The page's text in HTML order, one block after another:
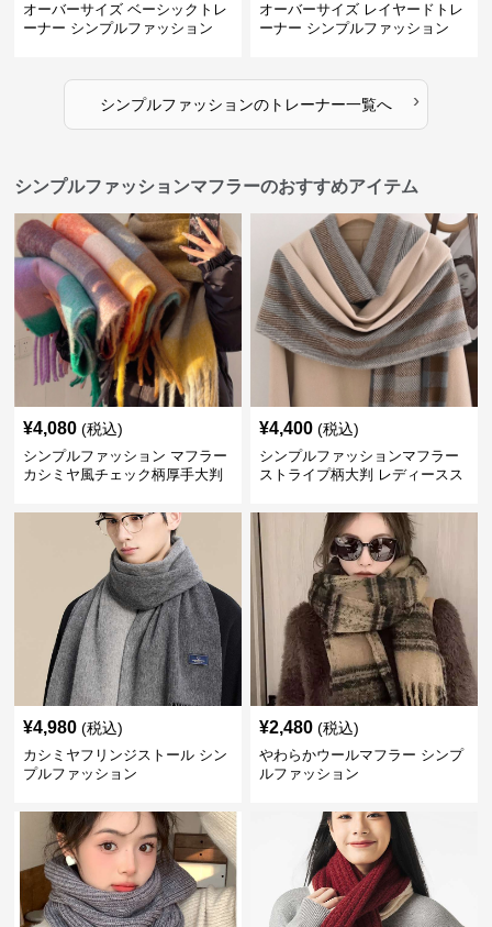
オーバーサイズ ベーシックトレ
ーナー シンプルファッション
オーバーサイズ レイヤードトレ
ーナー シンプルファッション
シンプルファッションのトレーナー一覧へ ›
シンプルファッションマフラーのおすすめアイテム
¥4,080 (税込)
シンプルファッション マフラー
カシミヤ風チェック柄厚手大判
¥4,400 (税込)
シンプルファッションマフラー
ストライプ柄大判 レディースス
¥4,980 (税込)
カシミヤフリンジストール シン
プルファッション
¥2,480 (税込)
やわらかウールマフラー シンプ
ルファッション